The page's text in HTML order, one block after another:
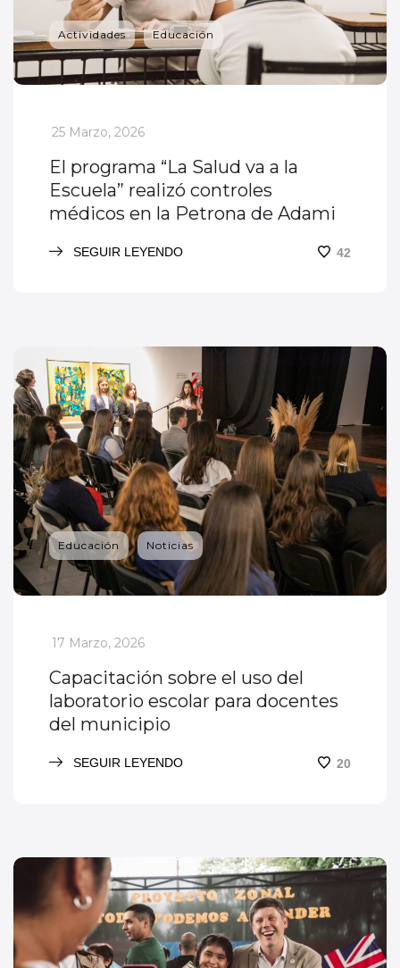
Actividades Educación
_
25 Marzo, 2026
El programa “La Salud va a la
Escuela” realizó controles
médicos en la Petrona de Adami
SEGUIR LEYENDO 42
Educación Noticias
_
17 Marzo, 2026
Capacitación sobre el uso del
laboratorio escolar para docentes
del municipio
SEGUIR LEYENDO 20